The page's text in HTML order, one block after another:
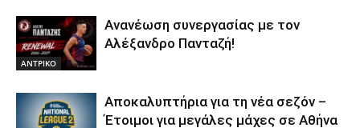
ΑΝTΡΙΚΟ
Ανανέωση συνεργασίας με τον
Αλέξανδρο Πανταζή!
Αποκαλυπτήρια για τη νέα σεζόν –
Έτοιμοι για μεγάλες μάχες σε Αθήνα